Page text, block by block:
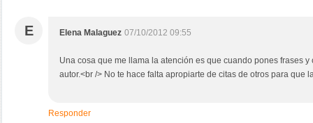
E Elena Malaguez 07/10/2012 09:55
Una cosa que me llama la atención es que cuando pones frases
autor.<br /> No te hace falta apropiarte de citas de otros para que
Responder